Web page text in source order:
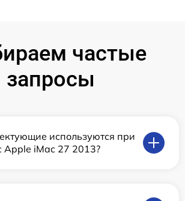
частые
запросы
используются при
Apple iMac 27 2013?